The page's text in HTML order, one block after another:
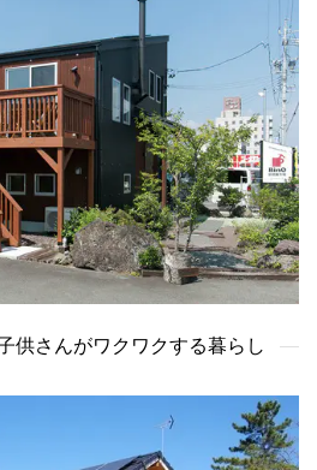
さんがワクワクする暮らし